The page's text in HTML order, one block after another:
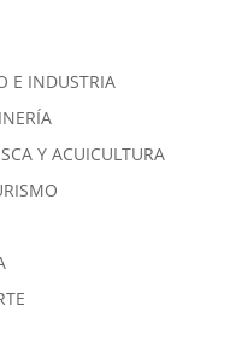
E INDUSTRIA
Y ACUICULTURA